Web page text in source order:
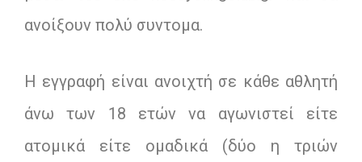
ανοίξουν πολύ συντομα.
Η εγγραφή είναι ανοιχτή σε κάθε αθλητή
άνω των 18 ετών να αγωνιστεί είτε
ατομικά είτε ομαδικά (δύο η τριών